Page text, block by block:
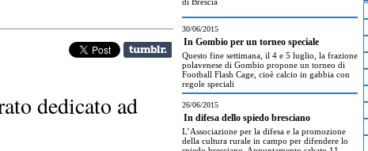
dedicato ad
30/06/2015
In Gombio per un torneo speciale
Questo fine settimana, il 4 e 5 luglio, la frazione
polavenese di Gombio propone un torneo di
Football Flash Cage, cioè calcio in gabbia con
regole speciali
26/06/2015
In difesa dello spiedo bresciano
L’Associazione per la difesa e la promozione
della cultura rurale in campo per difendere lo